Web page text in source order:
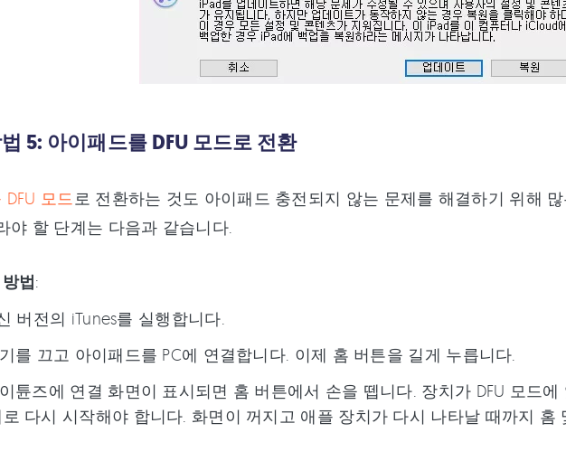
5: 아이패드를 DFU 모드로 전환
모드 로 전환하는 것도 아이패드 충전되지 않는 문제를 해결하기 위해
야 할 단계는 다음과 같습니다.
법:
버전의 iTunes를 실행합니다.
를 끄고 아이패드를 PC에 연결합니다. 이제 홈 버튼을 길게 누릅니다.
튠즈에 연결 화면이 표시되면 홈 버튼에서 손을 뗍니다. 장치가 DFU 모드
다시 시작해야 합니다. 화면이 꺼지고 애플 장치가 다시 나타날 때까지 홈